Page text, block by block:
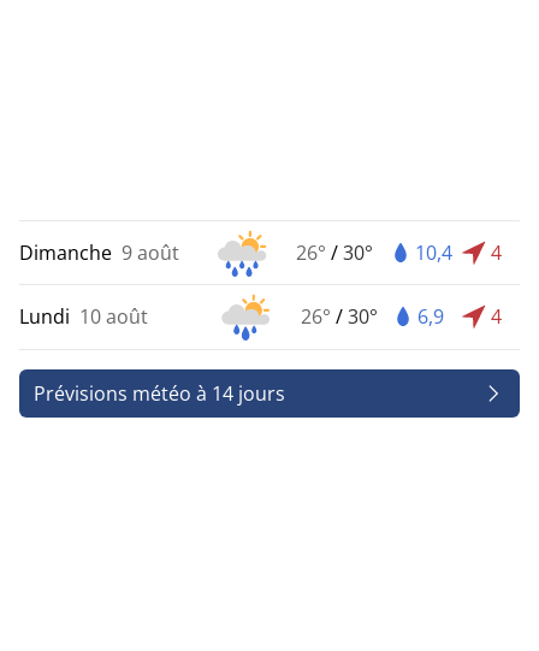
Dimanche 9 août 26° /30° 10,4 4
Lundi 10 août 26° /30° 6,9 4
Prévisions météo à 14 jours